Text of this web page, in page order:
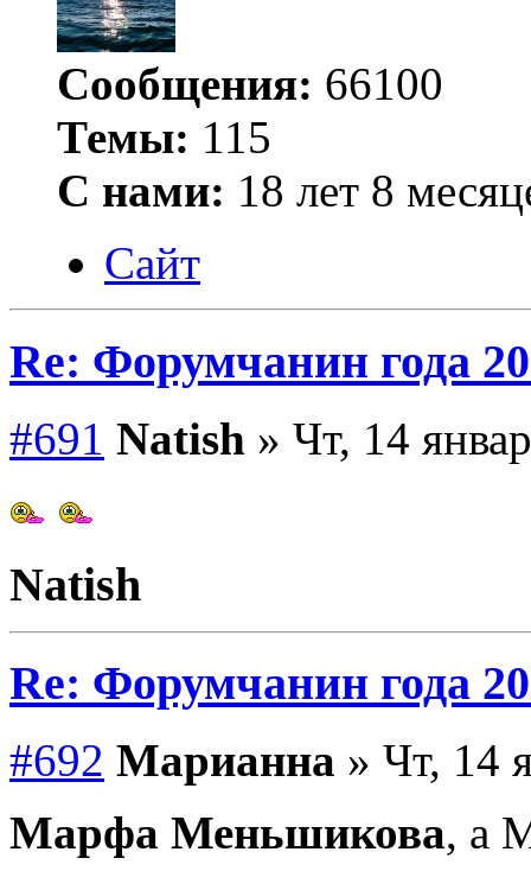
Сообщения: 66100
Темы: 115
С нами: 18 лет 8
Сайт
Re: Форумчанин
#691 Natish » Чт, 14
Natish
Re: Форумчанин
#692 Марианна » Чт, 14
Марфа Меньшикова, а